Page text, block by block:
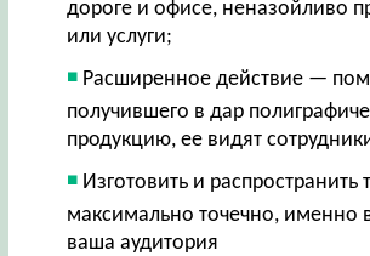
дороге и офисе, неназойливо
или услуги;
Расширенное действие —
получившего в дар
продукцию, ее видят
Изготовить и
максимально точечно, именно
ваша аудитория